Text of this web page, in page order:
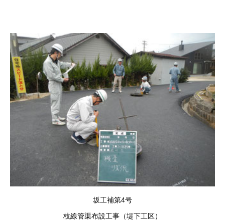
坂工補第4号
枝線管渠布設工事（堤下工区）